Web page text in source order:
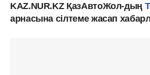
KAZ.NUR.KZ ҚазАвтоЖол-дың
арнасына сілтеме жасап